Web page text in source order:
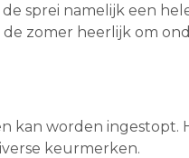
sprei namelijk een
zomer heerlijk om
kan worden ingestopt.
keurmerken.